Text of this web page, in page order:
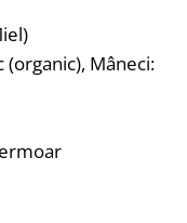
(organic), Mâneci: